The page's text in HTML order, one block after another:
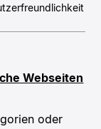
Webseiten
oder